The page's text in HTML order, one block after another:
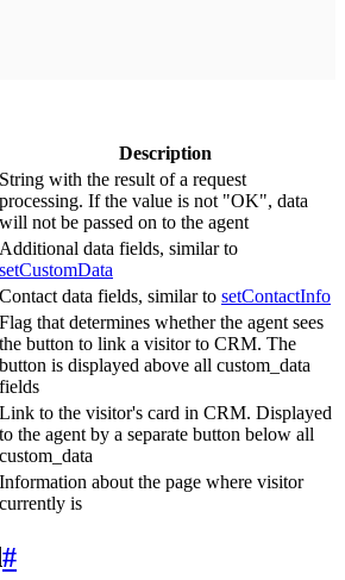
Description
String with the result of a request
processing. If the value is not "OK", data
will not be passed on to the agent
Additional data fields, similar to
setCustomData
Contact data fields, similar to setContactInfo
Flag that determines whether the agent sees
the button to link a visitor to CRM. The
button is displayed above all custom_data
fields
Link to the visitor's card in CRM. Displayed
to the agent by a separate button below all
custom_data
Information about the page where visitor
currently is
#